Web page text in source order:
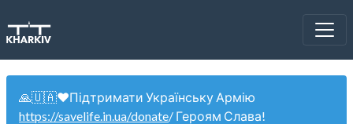
🙏🇺🇦❤️Підтримати Українську Армію
https://savelife.in.ua/donate/ Героям Слава!